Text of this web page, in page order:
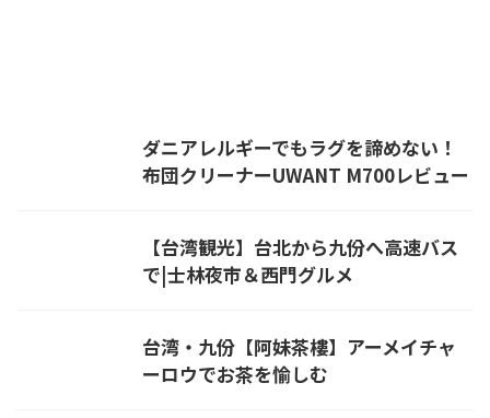
ダニアレルギーでもラグを諦めない！
布団クリーナーUWANT M700レビュー
【台湾観光】台北から九份へ高速バス
で|士林夜市＆西門グルメ
台湾・九份【阿妹茶樓】アーメイチャ
ーロウでお茶を愉しむ